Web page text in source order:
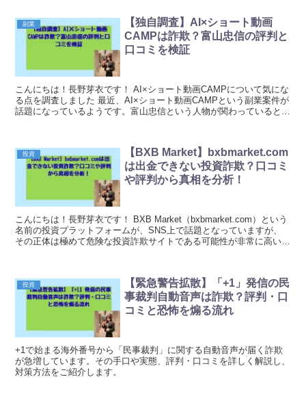
副業
【独自調査】AI×ショート動画
CAMPは詐欺？富山忠信の評判と
口コミを検証
こんにちは！長野芽衣です！ AI×ショート動画CAMPについて気にな
る点を調査しました 最近、AI×ショート動画CAMPという副業案件が
話題になっているようです。富山忠信という人物が関わっているとさ
投資
【BXB Market】bxbmarket.com
は出金できない投資詐欺？口コミ
や評判から真相を分析！
こんにちは！長野芽衣です！ BXB Market（bxbmarket.com）という
名前の投資プラットフォームが、SNS上で話題となっていますが、
その正体は極めて危険な投資詐欺サイトである可能性が非常に高いこ
投資
【緊急警告拡散】「+1」発信の民
事裁判自動音声は詐欺？評判・口
コミと恐怖を煽る流れ
+1で始まる海外番号から「民事裁判」に関する自動音声が届く詐欺
が急増しています。その手口や実態、評判・口コミを詳しく解説し、
対策方法をご紹介します。